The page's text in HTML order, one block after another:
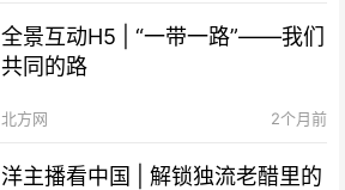
全景互动H5 | “一带一路”——我们
共同的路
北方网 2个月前
洋主播看中国 | 解锁独流老醋里的